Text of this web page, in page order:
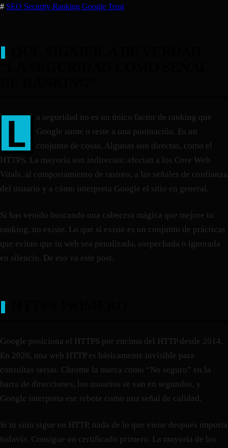
# SEO Security Ranking Google Trust
L
a seguridad no es un único factor de ranking que
Google sume o reste a una puntuación. Es un
conjunto de cosas. Algunas son directas, como el
HTTPS. La mayoría son indirectas: afectan a los Core Web
Vitals, al comportamiento de rastreo, a las señales de confianza
del usuario y a cómo interpreta Google el sitio en general.
Si has venido buscando una cabecera mágica que mejore tu
ranking, no existe. Lo que sí existe es un conjunto de prácticas
que evitan que tu web sea penalizada, sospechada o ignorada
en silencio. De eso va este post.
Google posiciona el HTTPS por encima del HTTP desde 2014.
En 2026, una web HTTP es básicamente invisible para
consultas serias. Chrome la marca como “No seguro” en la
barra de direcciones, los usuarios se van en segundos, y
Google interpreta ese rebote como una señal de calidad.
Si tu sitio sigue en HTTP, nada de lo que viene después importa
todavía. Consigue un certificado primero. La mayoría de los